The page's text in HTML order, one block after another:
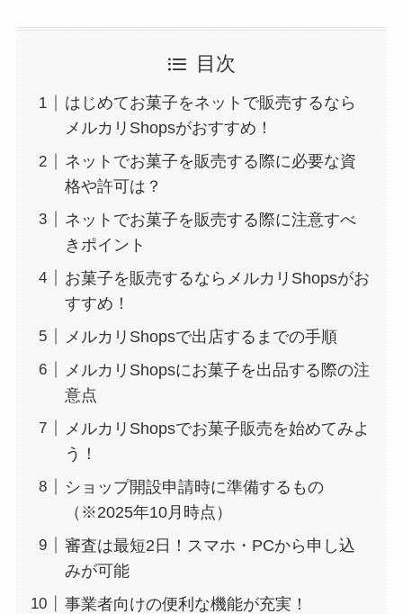
目次
はじめてお菓子をネットで販売するなら
メルカリShopsがおすすめ！
ネットでお菓子を販売する際に必要な資
格や許可は？
ネットでお菓子を販売する際に注意すべ
きポイント
お菓子を販売するならメルカリShopsがお
すすめ！
メルカリShopsで出店するまでの手順
メルカリShopsにお菓子を出品する際の注
意点
メルカリShopsでお菓子販売を始めてみよ
う！
ショップ開設申請時に準備するもの
（※2025年10月時点）
審査は最短2日！スマホ・PCから申し込
みが可能
事業者向けの便利な機能が充実！